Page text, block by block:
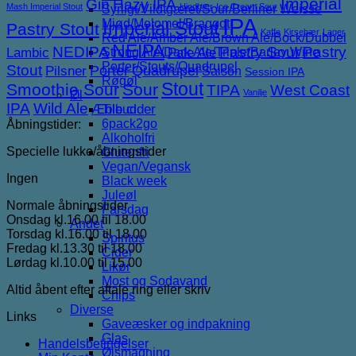
Syrligt/Vildtgæret/Sour/Berliner Weisse
Mjød/Melomel/Braggot
Red Ale/Amber Ale/Brown Ale/Bock/Dubbel
Strong Ale/Dark Ale/Triple/Barley Wine
Porter/Stouts/Quadrupel
Røgøl
Øl
Tilbud
6pack2go
Alkoholfri
Glutenfri
Vegan/Vegansk
Black week
Juleøl
Farsdag
Andet
Spiritus
Cider
Likør
Most og Sodavand
Chips
Diverse
Gaveæsker og indpakning
Glas
Ølsmagning
Mash Imperial Stout GinHazy IPA Hindbær Ice Cream Sour
Pastry StoutImperial StoutIPA Kaffe Kirsebær Lager
Lambic NEDIPANEIPA Pale Ale Pastry SourPastry
Stout Pilsner Porter Quadrupel Saison Session IPA
Smoothie SourSour StoutTIPA Vanilje West Coast
IPA Wild Ale Æble cider
Åbningstider:
Specielle lukke/åbningstider
Ingen
Normale åbningstider
Onsdag kl.16.00 til 18.00
Torsdag kl.16.00 til 18.00
Fredag kl.13.30 til 18.00
Lørdag kl.10.00 til 15.00
Altid åbent efter aftale ring eller skriv
Links
Handelsbetingelser